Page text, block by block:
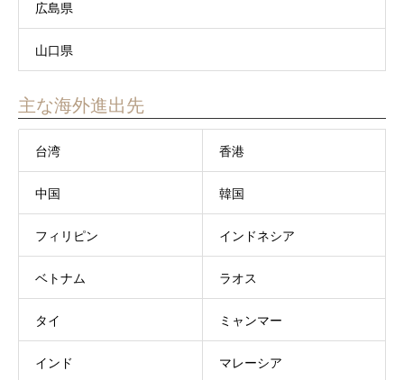
広島県
山口県
主な海外進出先
台湾 香港
中国 韓国
フィリピン インドネシア
ベトナム ラオス
タイ ミャンマー
インド マレーシア